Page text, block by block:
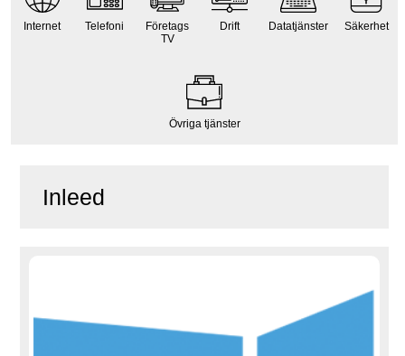
Internet Telefoni
Företags
TV
Drift Datatjänster Säkerhet
Övriga tjänster
Inleed